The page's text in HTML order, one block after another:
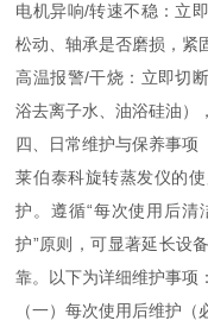
电机异响/转速不稳：立
松动、轴承是否磨损，紧
高温报警/干烧：立即切
浴去离子水、油浴硅油）
四、日常维护与保养事项
莱伯泰科旋转蒸发仪的
护。遵循“每次使用后
护”原则，可显著延长设
靠。以下为详细维护事项
（一）每次使用后维护（